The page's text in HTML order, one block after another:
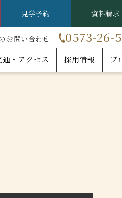
見学予約 資料請求
お問い合わせ 0573-26-
通・アクセス 採用情報 ブ